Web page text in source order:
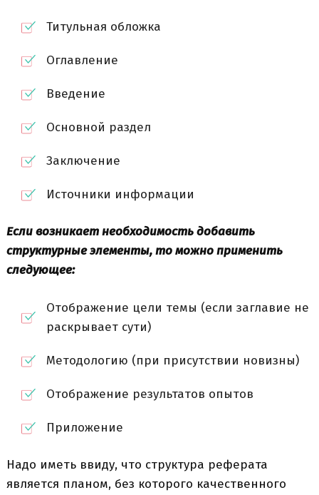
Титульная обложка
Оглавление
Введение
Основной раздел
Заключение
Источники информации
Если возникает необходимость добавить
структурные элементы, то можно применить
следующее:
Отображение цели темы (если заглавие не
раскрывает сути)
Методологию (при присутствии новизны)
Отображение результатов опытов
Приложение
Надо иметь ввиду, что структура реферата
является планом, без которого качественного